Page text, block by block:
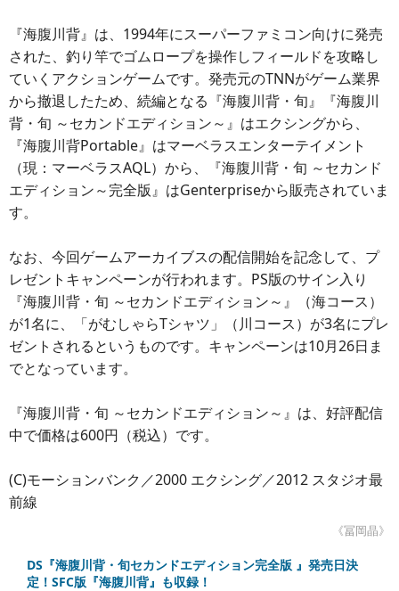
『海腹川背』は、1994年にスーパーファミコン向けに発売
された、釣り竿でゴムロープを操作しフィールドを攻略し
ていくアクションゲームです。発売元のTNNがゲーム業界
から撤退したため、続編となる『海腹川背・旬』『海腹川
背・旬 ～セカンドエディション～』はエクシングから、
『海腹川背Portable』はマーベラスエンターテイメント
（現：マーベラスAQL）から、『海腹川背・旬 ～セカンド
エディション～完全版』はGenterpriseから販売されていま
す。
なお、今回ゲームアーカイブスの配信開始を記念して、プ
レゼントキャンペーンが行われます。PS版のサイン入り
『海腹川背・旬 ～セカンドエディション～』（海コース）
が1名に、「がむしゃらTシャツ」（川コース）が3名にプレ
ゼントされるというものです。キャンペーンは10月26日ま
でとなっています。
『海腹川背・旬 ～セカンドエディション～』は、好評配信
中で価格は600円（税込）です。
(C)モーションバンク／2000 エクシング／2012 スタジオ最
前線
《冨岡晶》
DS『海腹川背・旬セカンドエディション完全版 』発売日決
定！SFC版『海腹川背』も収録！